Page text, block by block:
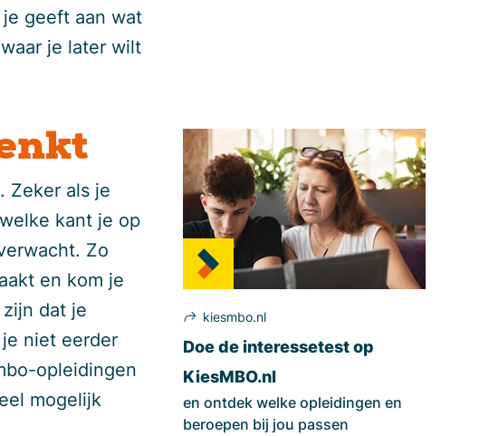
geeft aan wat
je later wilt
Zeker als je
kant je op
Zo
en kom je
dat je
niet eerder
opleidingen
mogelijk
kiesmbo.nl
Doe de interessetest op
KiesMBO.nl
en ontdek welke opleidingen en
beroepen bij jou passen